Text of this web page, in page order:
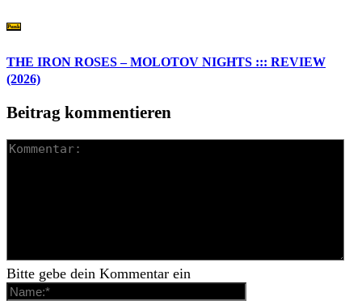
Punk
THE IRON ROSES – MOLOTOV NIGHTS ::: REVIEW
(2026)
Beitrag kommentieren
Bitte gebe dein Kommentar ein